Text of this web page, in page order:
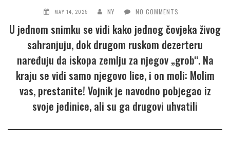
MAY 14, 2025 NY NO COMMENTS
U jednom snimku se vidi kako jednog čovjeka živog
sahranjuju, dok drugom ruskom dezerteru
naređuju da iskopa zemlju za njegov „grob“. Na
kraju se vidi samo njegovo lice, i on moli: Molim
vas, prestanite! Vojnik je navodno pobjegao iz
svoje jedinice, ali su ga drugovi uhvatili